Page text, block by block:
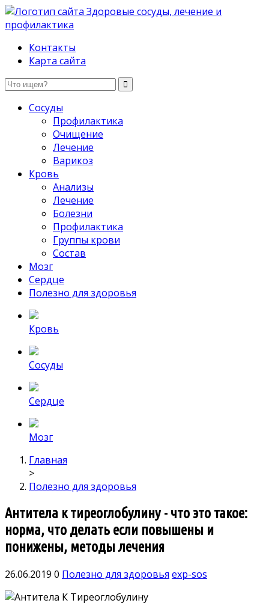
Здоровые сосуды, лечение и профилактика
Контакты
Карта сайта
Сосуды
Профилактика
Очищение
Лечение
Варикоз
Кровь
Анализы
Лечение
Болезни
Профилактика
Группы крови
Состав
Мозг
Сердце
Полезно для здоровья
Кровь
Сосуды
Сердце
Мозг
Главная
>
Полезно для здоровья
Антитела к тиреоглобулину - что это такое:
норма, что делать если повышены и
понижены, методы лечения
26.06.2019 0 Полезно для здоровья exp-sos